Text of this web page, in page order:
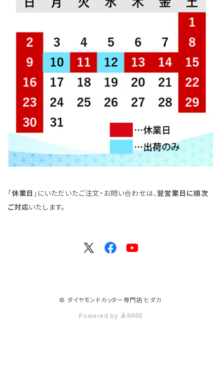
「休業日 」にいただいたご注文・お問い合わせは、翌営業日に順次
ご対応いたします。
© ダイヤモンドカッター専門店 ヒダカ
Powered by